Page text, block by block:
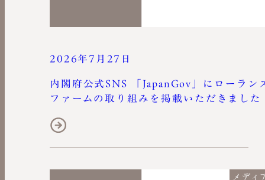
2026年7月27日
内閣府公式SNS 「JapanGov」にローラン
ファームの取り組みを掲載いただきました
メディ